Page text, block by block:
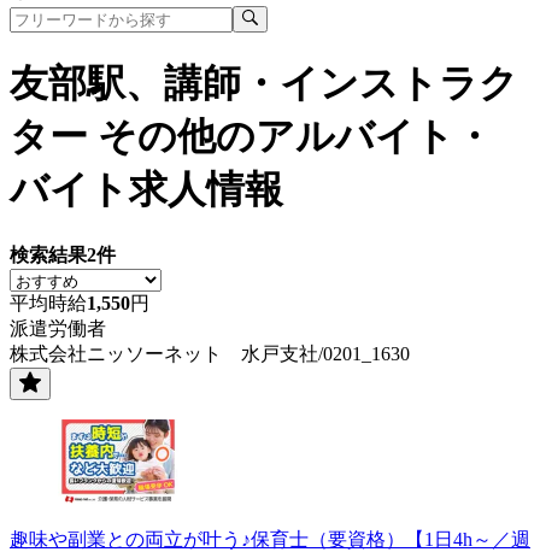
友部駅、講師・インストラク
ター その他のアルバイト・
バイト求人情報
検索結果2件
平均時給1,550円
派遣労働者
株式会社ニッソーネット 水戸支社/0201_1630
趣味や副業との両立が叶う♪保育士（要資格）【1日4h～／週